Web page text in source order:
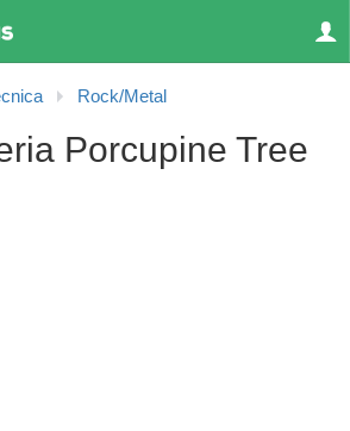
Rock/Metal
Porcupine Tree